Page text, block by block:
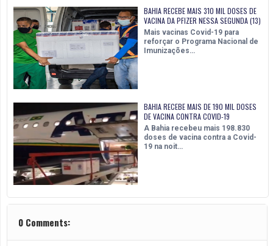
BAHIA RECEBE MAIS 310 MIL DOSES DE
VACINA DA PFIZER NESSA SEGUNDA (13)
Mais vacinas Covid-19 para
reforçar o Programa Nacional de
Imunizações…
BAHIA RECEBE MAIS DE 190 MIL DOSES
DE VACINA CONTRA COVID-19
A Bahia recebeu mais 198.830
doses de vacina contra a Covid-
19 na noit…
0 Comments: